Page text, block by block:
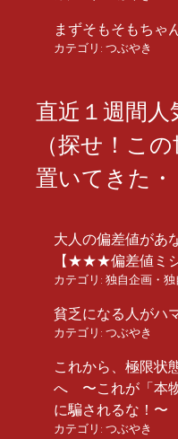
まずそもそもちゃ
カテゴリ: つぶやき
直近１週間
（探せ！こ
置いてきた・
大人の偏差値があ
【★★★偏差値ミ
カテゴリ: 独自企画・
貧乏になる人がハ
カテゴリ: つぶやき
これから、極限状
へ 〜これが「本
に騙されるな！〜
カテゴリ: つぶやき